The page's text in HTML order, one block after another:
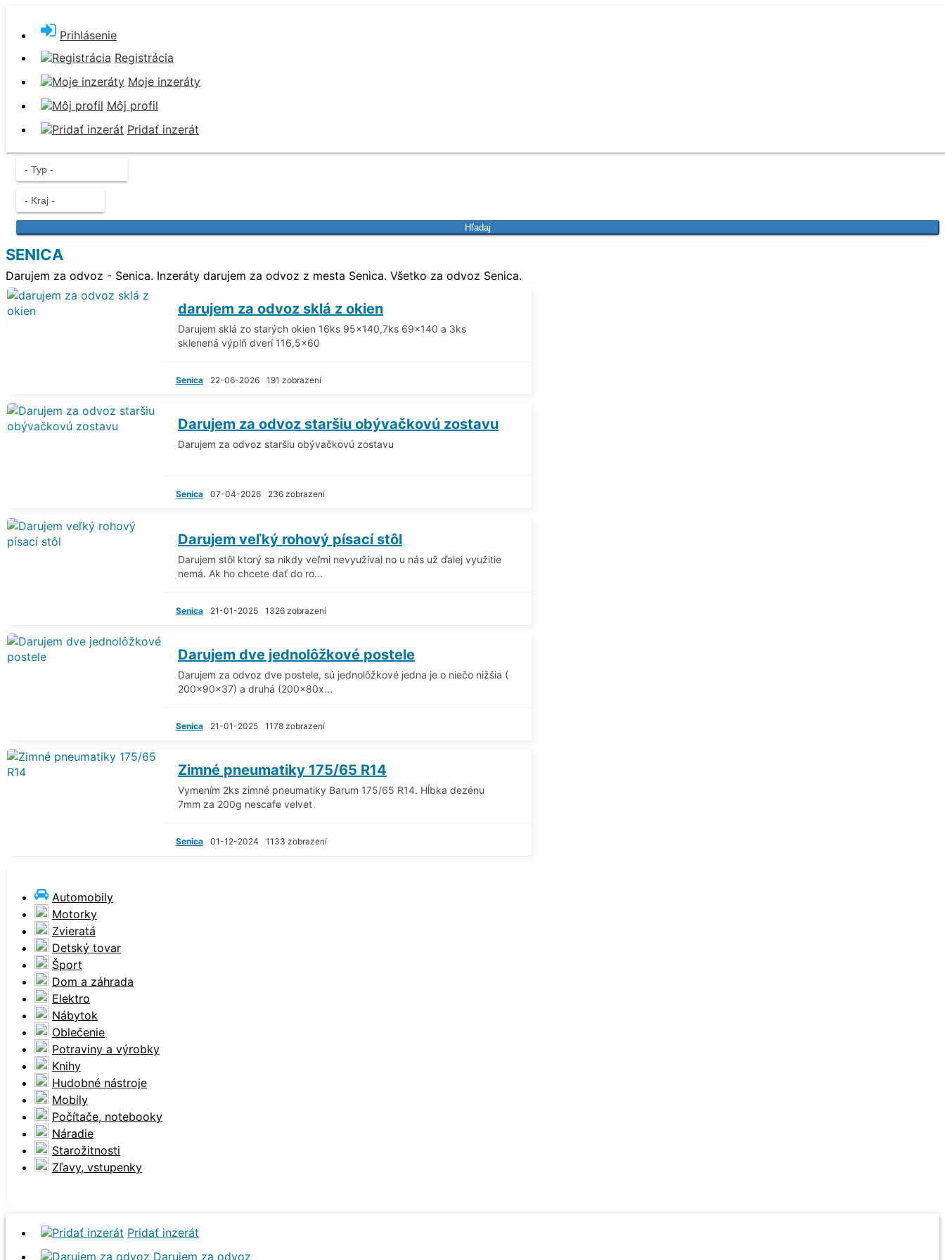
Prihlásenie
Registrácia
Moje inzeráty
Môj profil
Pridať inzerát
Darujem za odvoz
Nevyhadzujte. Darujte!
Hľadaj
SENICA
Darujem za odvoz - Senica. Inzeráty darujem za odvoz z mesta Senica. Všetko za odvoz Senica.
darujem za odvoz sklá z okien
Darujem sklá zo starých okien 16ks 95x140,7ks 69x140 a 3ks
sklenená výplň dverí 116,5x60
Senica 22-06-2026 191 zobrazení
Darujem za odvoz staršiu obývačkovú zostavu
Darujem za odvoz staršiu obývačkovú zostavu
Senica 07-04-2026 236 zobrazení
Darujem veľký rohový písací stôl
Darujem stôl ktorý sa nikdy veľmi nevyužíval no u nás už ďalej využitie
nemá. Ak ho chcete dať do ro...
Senica 21-01-2025 1326 zobrazení
Darujem dve jednolôžkové postele
Darujem za odvoz dve postele, sú jednolôžkové jedna je o niečo nižšia (
200x90x37) a druhá (200x80x...
Senica 21-01-2025 1178 zobrazení
Zimné pneumatiky 175/65 R14
Vymením 2ks zimné pneumatiky Barum 175/65 R14. Hĺbka dezénu
7mm za 200g nescafe velvet
Senica 01-12-2024 1133 zobrazení
Automobily
Motorky
Zvieratá
Detský tovar
Šport
Dom a záhrada
Elektro
Nábytok
Oblečenie
Potraviny a výrobky
Knihy
Hudobné nástroje
Mobily
Počítače, notebooky
Náradie
Starožitnosti
Zľavy, vstupenky
Pridať inzerát
Darujem za odvoz